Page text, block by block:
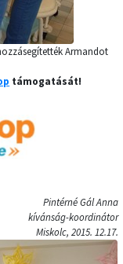
Armandot
támogatását!
Pintérné Gál Anna
kívánság-koordinátor
Miskolc, 2015. 12.17.